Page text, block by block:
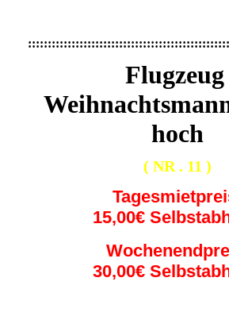
Flugzeug
hoch
( NR . 11 )
15,00€
30,00€